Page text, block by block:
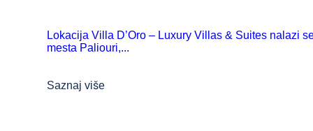
Lokacija Villa D’Oro – Luxury Villas & Suites nalazi
mesta Paliouri,...
Saznaj više